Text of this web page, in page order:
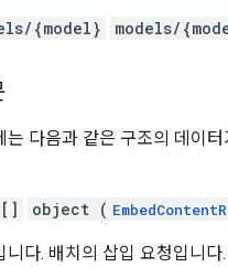
{model} models/
는 다음과 같은 구조의 데이터
object (
니다. 배치의 삽입 요청입니